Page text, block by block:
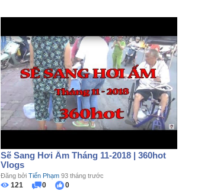
Sẽ Sang Hơi Ấm Tháng 11-2018 | 360hot
Vlogs
Đăng bởi Tiến Phạm 93 tháng trước
121 0 0